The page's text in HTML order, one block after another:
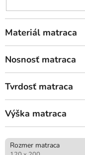
Materiál matraca
Nosnosť matraca
Tvrdosť matraca
Výška matraca
Rozmer matraca